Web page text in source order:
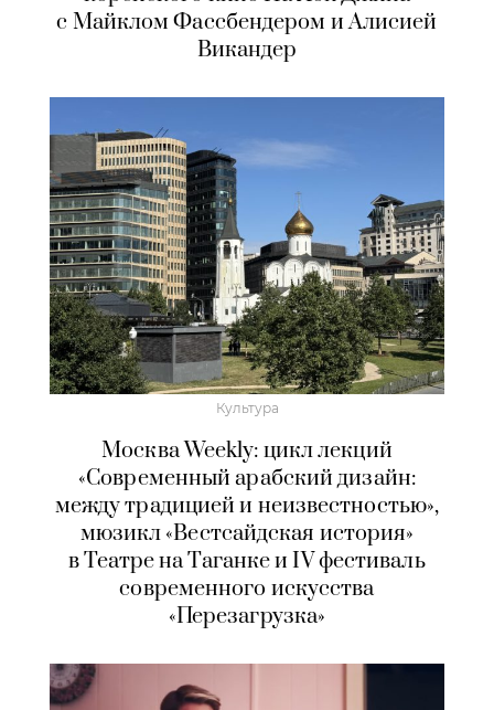
с Майклом Фассбендером и Алисией
Викандер
Культура
Москва Weekly: цикл лекций
«Современный арабский дизайн:
между традицией и неизвестностью»,
мюзикл «Вестсайдская история»
в Театре на Таганке и IV фестиваль
современного искусства
«Перезагрузка»